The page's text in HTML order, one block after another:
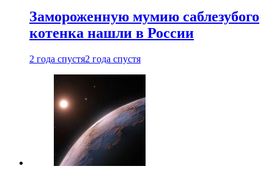
Замороженную мумию саблезубого
котенка нашли в России
2 года спустя2 года спустя